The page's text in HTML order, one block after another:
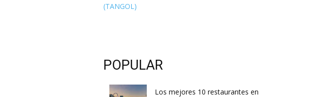
(TANGOL)
POPULAR
Los mejores 10 restaurantes en